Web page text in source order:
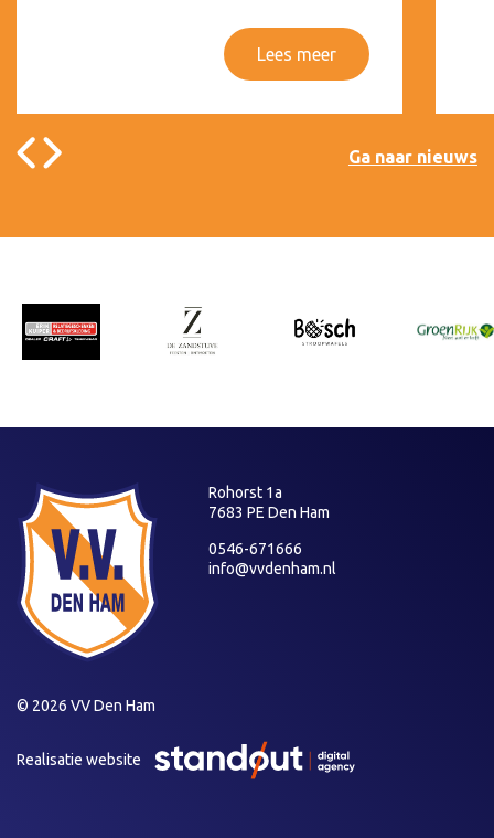
Lees meer
Ga naar nieuws
Rohorst 1a
7683 PE Den Ham
0546-671666
info@vvdenham.nl
© 2026 VV Den Ham
Realisatie website